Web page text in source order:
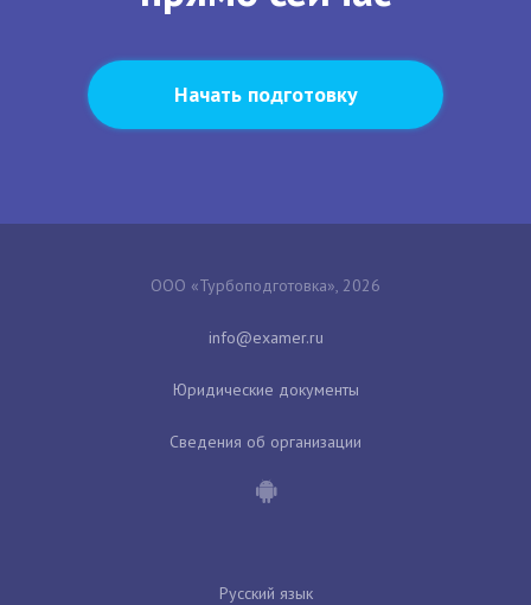
Начать подготовку
ООО «Турбоподготовка», 2026
Юридические документы
Сведения об организации
Русский язык